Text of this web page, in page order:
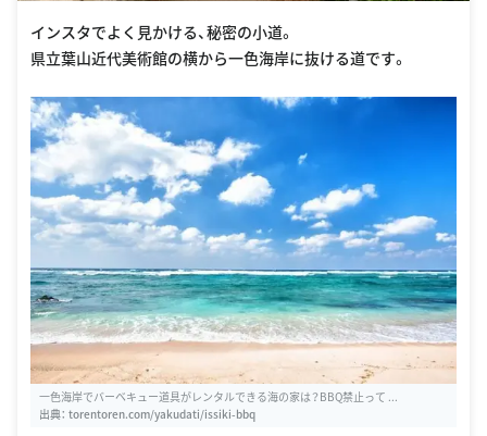
インスタでよく見かける、秘密の小道。
県立葉山近代美術館の横から一色海岸に抜ける道です。
一色海岸でバーベキュー道具がレンタルできる海の家は？BBQ禁止って ...
出典： torentoren.com/yakudati/issiki-bbq